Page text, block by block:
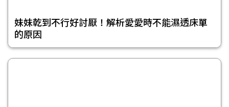
妹妹乾到不行好討厭！解析愛愛時不能濕透床單
的原因